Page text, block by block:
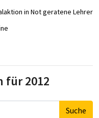
in Not geratene Lehrer/
für 2012
Suche